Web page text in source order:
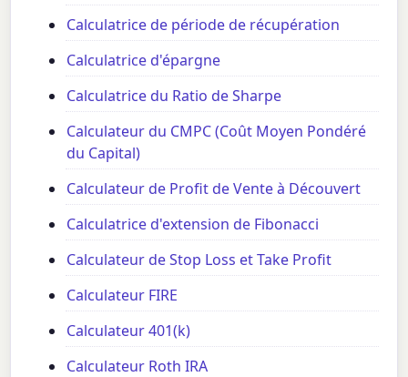
Calculatrice de période de récupération
Calculatrice d'épargne
Calculatrice du Ratio de Sharpe
Calculateur du CMPC (Coût Moyen Pondéré
du Capital)
Calculateur de Profit de Vente à Découvert
Calculatrice d'extension de Fibonacci
Calculateur de Stop Loss et Take Profit
Calculateur FIRE
Calculateur 401(k)
Calculateur Roth IRA